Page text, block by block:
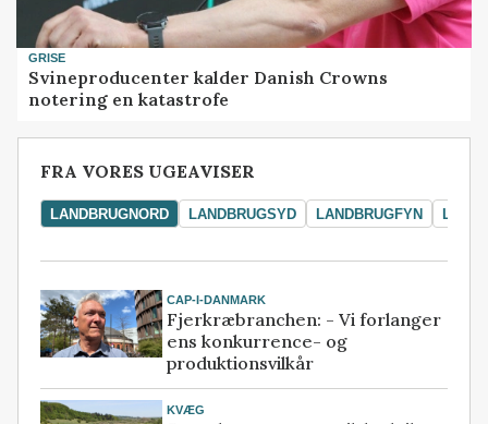
GRISE
Svineproducenter kalder Danish Crowns
notering en katastrofe
FRA VORES UGEAVISER
LANDBRUGNORD LANDBRUGSYD LANDBRUGFYN
CAP-I-DANMARK
Fjerkræbranchen: - Vi forlanger
ens konkurrence- og
produktionsvilkår
KVÆG